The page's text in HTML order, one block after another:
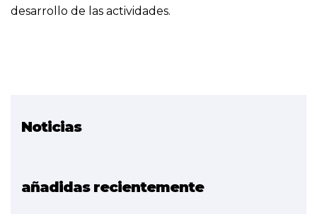
desarrollo de las actividades.
Noticias
añadidas recientemente